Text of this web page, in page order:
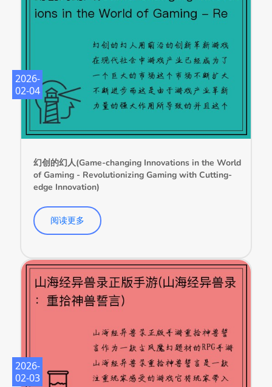
2026-
02-04
幻创的幻人(Game-changing Innovations in the World
of Gaming - Revolutionizing Gaming with Cutting-
edge Innovation)
阅读更多
2026-
02-03